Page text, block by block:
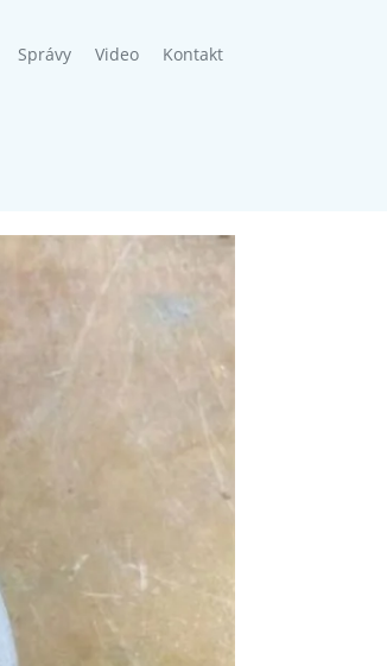
Správy Video Kontakt